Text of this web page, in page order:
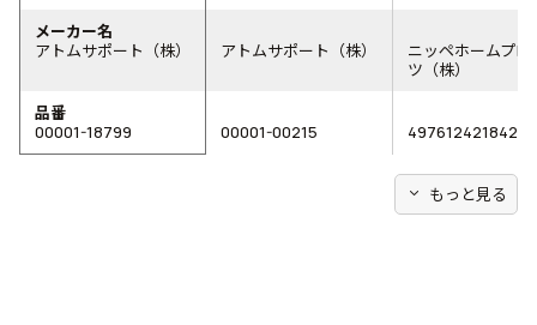
メーカー名
アトムサポート（株）
アトムサポート（株）
ニッペホームプロ
ツ（株）
品番
00001-18799
00001-00215 4976124218422
expand_more もっと見る